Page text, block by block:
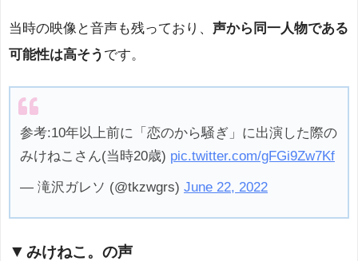
当時の映像と音声も残っており、 声から同一人物である
可能性は高そう です。
参考:10年以上前に「恋のから騒ぎ」に出演した際の
みけねこさん(当時20歳) pic.twitter.com/gFGi9Zw7Kf
— 滝沢ガレソ (@tkzwgrs) June 22, 2022
みけねこ。の声